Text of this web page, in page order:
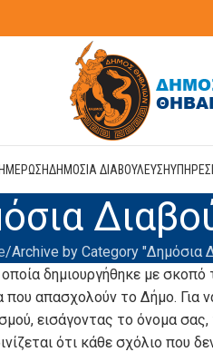
ΔΗΜΟΣΙΑ ΔΙΑΒΟΥΛΕΥΣΗ
Archive by Category "Δημόσια
δημιουργήθηκε με
απασχολούν το Δήμο. Για
εισάγοντας το όνομα
ότι κάθε σχόλιο που